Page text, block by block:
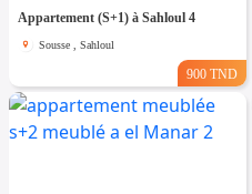
Appartement (S+1) à Sahloul 4
Sousse , Sahloul
900 TND